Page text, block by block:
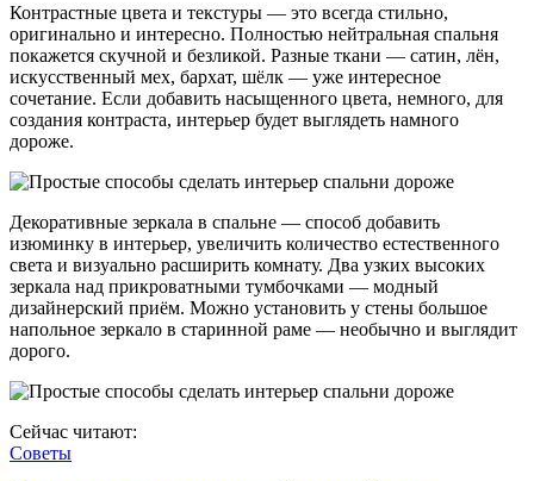
Контрастные цвета и текстуры — это всегда стильно,
оригинально и интересно. Полностью нейтральная спальня
покажется скучной и безликой. Разные ткани — сатин, лён,
искусственный мех, бархат, шёлк — уже интересное
сочетание. Если добавить насыщенного цвета, немного, для
создания контраста, интерьер будет выглядеть намного
дороже.
Декоративные зеркала в спальне — способ добавить
изюминку в интерьер, увеличить количество естественного
света и визуально расширить комнату. Два узких высоких
зеркала над прикроватными тумбочками — модный
дизайнерский приём. Можно установить у стены большое
напольное зеркало в старинной раме — необычно и выглядит
дорого.
Сейчас читают:
Советы